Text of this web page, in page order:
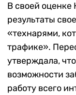
В своей оценке
результаты
«технарями,
трафике».
утверждала,
возможности
работу всего